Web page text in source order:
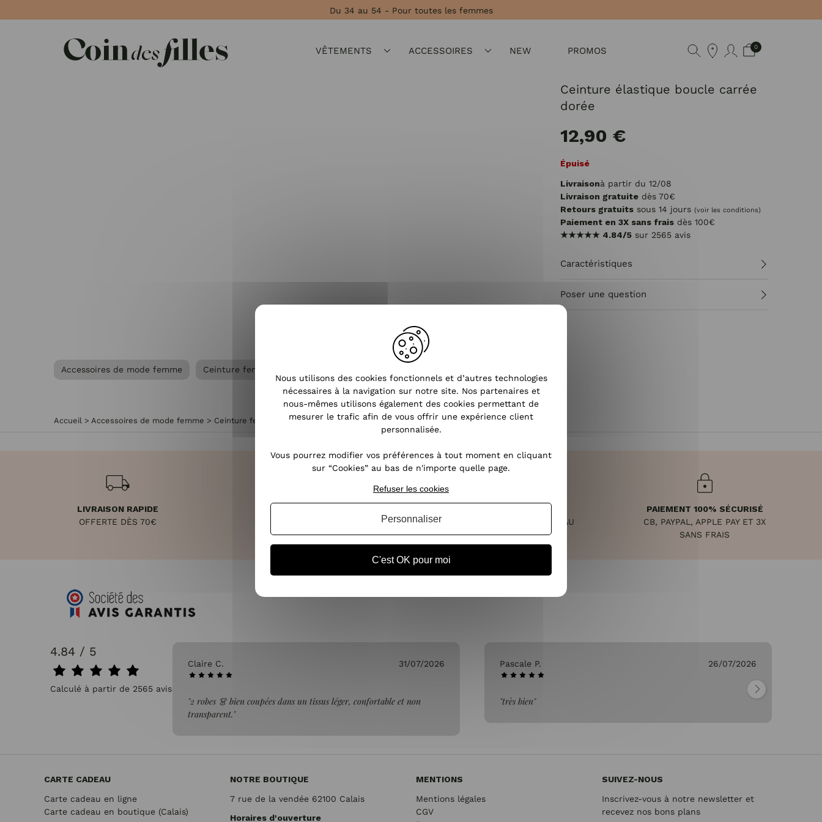
Du 34 au 54 - Pour toutes les femmes
VÊTEMENTS ACCESSOIRES NEW PROMOS 0
Ceinture élastique boucle carrée
dorée
12,90 €
Épuisé
Livraisonà partir du 12/08
Livraison gratuite dès 70€
Retours gratuits sous 14 jours (voir les conditions)
Paiement en 3X sans frais dès 100€
★★★★★ 4.84/5 sur 2565 avis
Caractéristiques
Poser une question
Accessoires de mode femme Ceinture femme
Accueil > Accessoires de mode femme > Ceinture femme Ceinture élastique boucle carrée dorée
LIVRAISON RAPIDE
OFFERTE DÈS 70€
RETOURS SOUS 14 JOURS
À VOTRE ÉCOUTE DU LUNDI AU
SAMEDI DE 10H À 18H
PAIEMENT 100% SÉCURISÉ
CB, PAYPAL, APPLE PAY ET 3X
SANS FRAIS
4.84 / 5
Calculé à partir de 2565 avis.
31/07/2026 Claire C. 31/07/2026
"2 robes 👗 bien coupées dans un tissus léger, confortable et non
transparent."
Pascale P. 26/07/2026
"très bien"
CARTE CADEAU
Carte cadeau en ligne
Carte cadeau en boutique (Calais)
NOTRE BOUTIQUE
7 rue de la vendée 62100 Calais
Horaires d'ouverture
MENTIONS
Mentions légales
CGV
SUIVEZ-NOUS
Inscrivez-vous à notre newsletter et
recevez nos bons plans
Nous utilisons des cookies fonctionnels et d’autres technologies
nécessaires à la navigation sur notre site. Nos partenaires et
nous-mêmes utilisons également des cookies permettant de
mesurer le trafic afin de vous offrir une expérience client
personnalisée.
Vous pourrez modifier vos préférences à tout moment en cliquant
sur “Cookies” au bas de n'importe quelle page.
C'est OK pour moi
Refuser les cookies
Personnaliser